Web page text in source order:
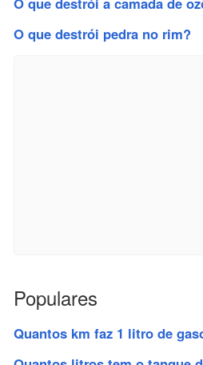
O que destrói pedra no rim?
Populares
Quantos km faz 1 litro de